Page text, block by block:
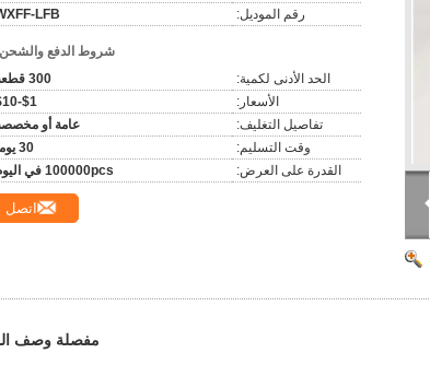
رقم الموديل:
LFB
شروط الدفع
الحد الأدنى لكمية:
300 قطعة
الأسعار:
$1-$10
تفاصيل التغليف:
عامة أو
وقت التسليم:
30 يوما
القدرة على العرض:
100000pcs في اليوم
اتصل
مفصلة وصف